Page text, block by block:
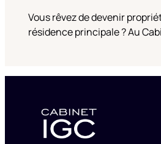
Vous rêvez de devenir
résidence principale ? Au